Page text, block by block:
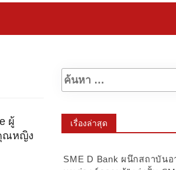
ผู้
ณหญิง
เรื่องล่าสุด
SME D Bank ผนึกสถาบัน